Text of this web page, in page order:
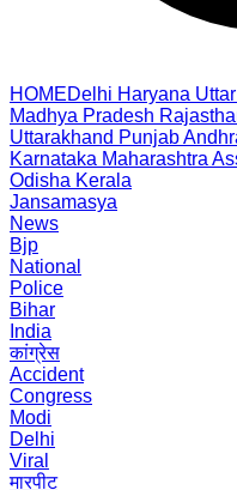
HOMEDelhi Haryana
Madhya Pradesh
Uttarakhand Punjab
Karnataka Maharashtra
Odisha Kerala
Jansamasya
News
Bjp
National
Police
Bihar
India
कांग्रेस
Accident
Congress
Modi
Delhi
Viral
मारपीट